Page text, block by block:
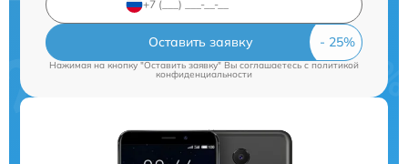
Оставить заявку
Нажимая на кнопку "Оставить заявку" Вы соглашаетесь cполитикой
конфиденциальности